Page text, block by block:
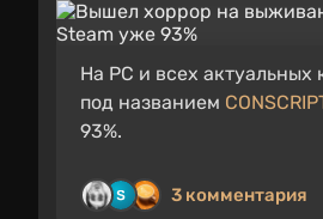
На PC и всех
под названием
93%.
3 комментария